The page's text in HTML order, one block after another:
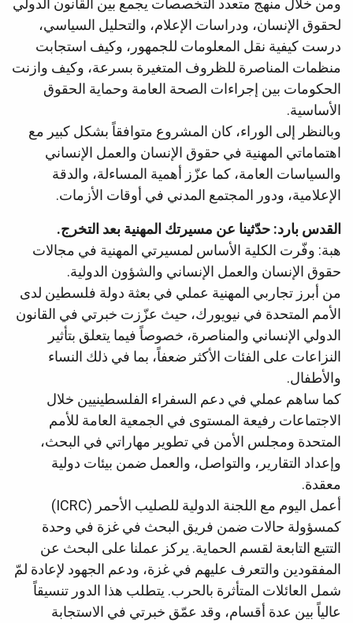
لحقوق الإنسان، ودراسات الإعلام، والتحليل السياسي،
درست كيفية نقل المعلومات للجمهور، وكيف استجابت
منظمات المناصرة للظروف المتغيرة بسرعة، وكيف وازنت
الحكومات بين إجراءات الصحة العامة وحماية الحقوق
الأساسية.
وبالنظر إلى الوراء، كان المشروع متوافقاً بشكل كبير مع
اهتماماتي المهنية في حقوق الإنسان والعمل الإنساني
والسياسات العامة، كما عزّز أهمية المساءلة، والدقة
الإعلامية، ودور المجتمع المدني في أوقات الأزمات.
القدس بارد: حدّثينا عن مسيرتك المهنية بعد التخرج.
هبة: وفّرت الكلية الأساس لمسيرتي المهنية في مجالات
حقوق الإنسان والعمل الإنساني والشؤون الدولية.
من أبرز تجاربي المهنية عملي في بعثة دولة فلسطين لدى
الأمم المتحدة في نيويورك، حيث عزّزت خبرتي في القانون
الدولي الإنساني والمناصرة، خصوصاً فيما يتعلق بتأثير
النزاعات على الفئات الأكثر ضعفاً، بما في ذلك النساء
والأطفال.
كما ساهم عملي في دعم السفراء الفلسطينيين خلال
الاجتماعات رفيعة المستوى في الجمعية العامة للأمم
المتحدة ومجلس الأمن في تطوير مهاراتي في البحث،
وإعداد التقارير، والتواصل، والعمل ضمن بيئات دولية
معقدة.
أعمل اليوم مع اللجنة الدولية للصليب الأحمر (ICRC)
كمسؤولة حالات ضمن فريق البحث في غزة في وحدة
التتبع التابعة لقسم الحماية. يركز عملنا على البحث عن
المفقودين والتعرف عليهم في غزة، ودعم الجهود لإعادة لمّ
شمل العائلات المتأثرة بالحرب. يتطلب هذا الدور تنسيقاً
عالياً بين عدة أقسام، وقد عمّق خبرتي في الاستجابة